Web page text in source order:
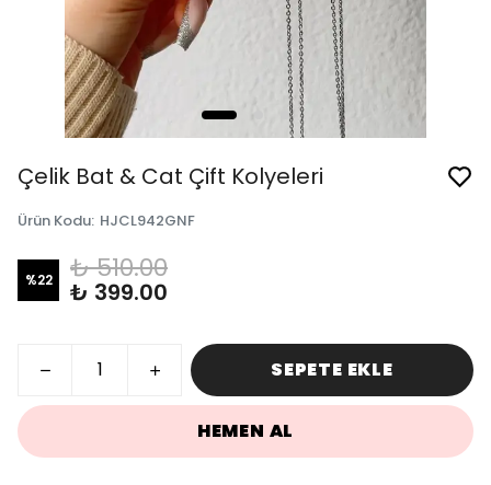
Çelik Bat & Cat Çift Kolyeleri
Ürün Kodu: HJCL942GNF
%22 ₺ 510.00
₺ 399.00
SEPETE EKLE
HEMEN AL